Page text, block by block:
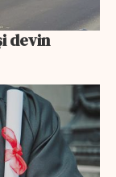
devin